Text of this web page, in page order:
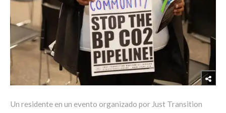
Un residente en un evento organizado por Just Transition